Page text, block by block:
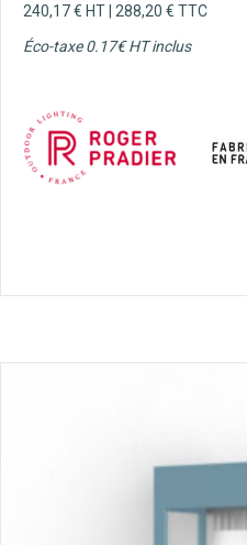
240,17€ HT | 288,20 € TTC
Éco-taxe 0.17€ HT inclus